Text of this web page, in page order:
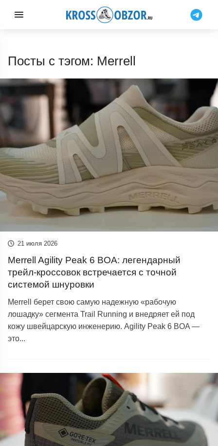
Посты с тэгом: Merrell
21 июля 2026
Merrell Agility Peak 6 BOA: легендарный
трейл-кроссовок встречается с точной
системой шнуровки
Merrell берет свою самую надежную «рабочую
лошадку» сегмента Trail Running и внедряет ей под
кожу швейцарскую инженерию. Agility Peak 6 BOA —
это...